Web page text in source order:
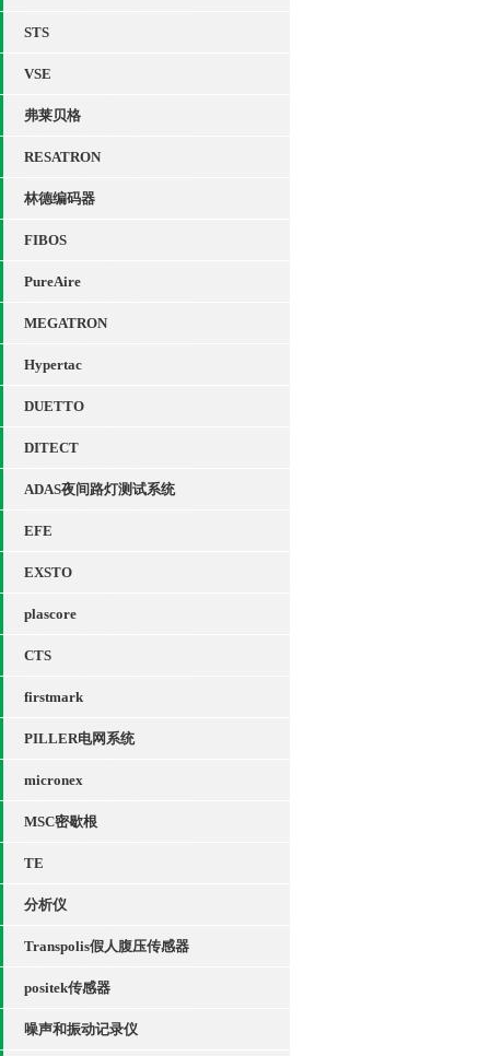
STS
VSE
弗莱贝格
RESATRON
林德编码器
FIBOS
PureAire
MEGATRON
Hypertac
DUETTO
DITECT
ADAS夜间路灯测试系统
EFE
EXSTO
plascore
CTS
firstmark
PILLER电网系统
micronex
MSC密歇根
TE
分析仪
Transpolis假人腹压传感器
positek传感器
噪声和振动记录仪